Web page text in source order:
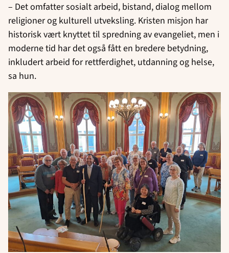
– Det omfatter sosialt arbeid, bistand, dialog mellom
religioner og kulturell utveksling. Kristen misjon har
historisk vært knyttet til spredning av evangeliet, men i
moderne tid har det også fått en bredere betydning,
inkludert arbeid for rettferdighet, utdanning og helse,
sa hun.